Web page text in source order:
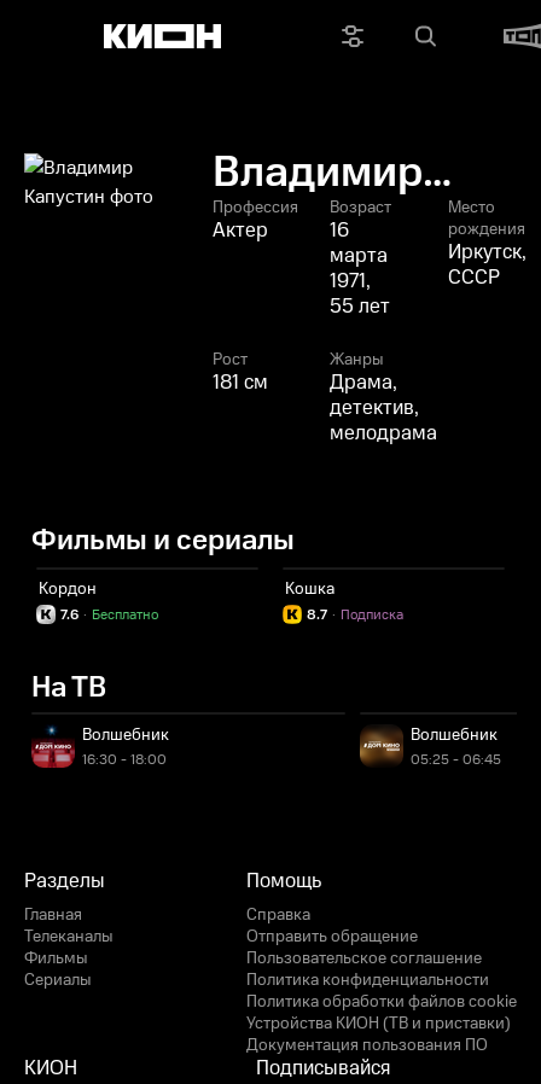
Владимир
Капустин
Профессия
Актер
Возраст
16
марта
1971,
55 лет
Место
рождения
Иркутск,
СССР
Рост
181 см
Жанры
Драма,
детектив,
мелодрама
Фильмы и сериалы
Кордон
7.6 Бесплатно
·
Кошка
8.7 Подписка
·
На ТВ
Волшебник
16:30 - 18:00
Волшебник
05:25 - 06:45
Разделы
Главная
Телеканалы
Фильмы
Сериалы
Помощь
Справка
Отправить обращение
Пользовательское соглашение
Политика конфиденциальности
Политика обработки файлов cookie
Устройства КИОН (ТВ и приставки)
Документация пользования ПО
КИОН Подписывайся